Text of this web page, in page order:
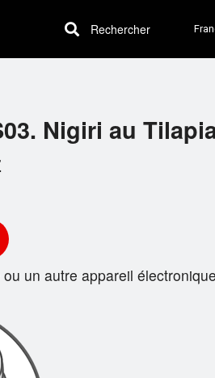
Rechercher
Nigiri au
un autre appareil électronique